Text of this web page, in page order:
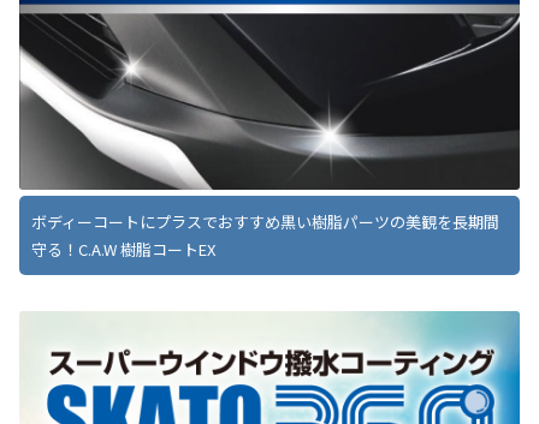
ボディーコートにプラスでおすすめ黒い樹脂パーツの美観を長期間
守る！C.A.W 樹脂コートEX